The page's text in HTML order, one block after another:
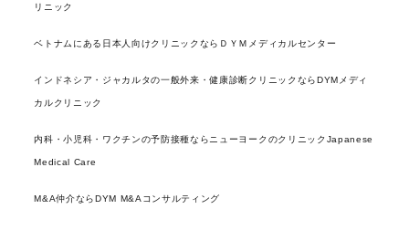
リニック
ベトナムにある日本人向けクリニックならＤＹＭメディカルセンター
インドネシア・ジャカルタの一般外来・健康診断クリニックならDYMメディ
カルクリニック
内科・小児科・ワクチンの予防接種ならニューヨークのクリニックJapanese
Medical Care
M&A仲介ならDYM M&Aコンサルティング